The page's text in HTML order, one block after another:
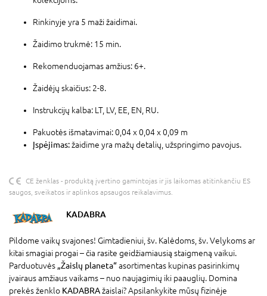
Rinkinyje yra 5 maži žaidimai.
Žaidimo trukmė: 15 min.
Rekomenduojamas amžius: 6+.
Žaidėjų skaičius: 2-8.
Instrukcijų kalba: LT, LV, EE, EN, RU.
Pakuotės išmatavimai: 0,04 x 0,04 x 0,09 m
Įspėjimas:žaidime yra mažų detalių, užspringimo pavojus.
CE ženklas - produktą įvertino gamintojas ir jis laikomas atitinkančiu ES
saugos, sveikatos ir aplinkos apsaugos reikalavimus.
KADABRA
Pildome vaikų svajones! Gimtadieniui, šv. Kalėdoms, šv. Velykoms ar
kitai smagiai progai – čia rasite geidžiamiausią staigmeną vaikui.
Parduotuvės „Žaislų planeta“asortimentas kupinas pasirinkimų
įvairaus amžiaus vaikams – nuo naujagimių iki paauglių. Domina
prekės ženklo KADABRAžaislai? Apsilankykite mūsų fizinėje